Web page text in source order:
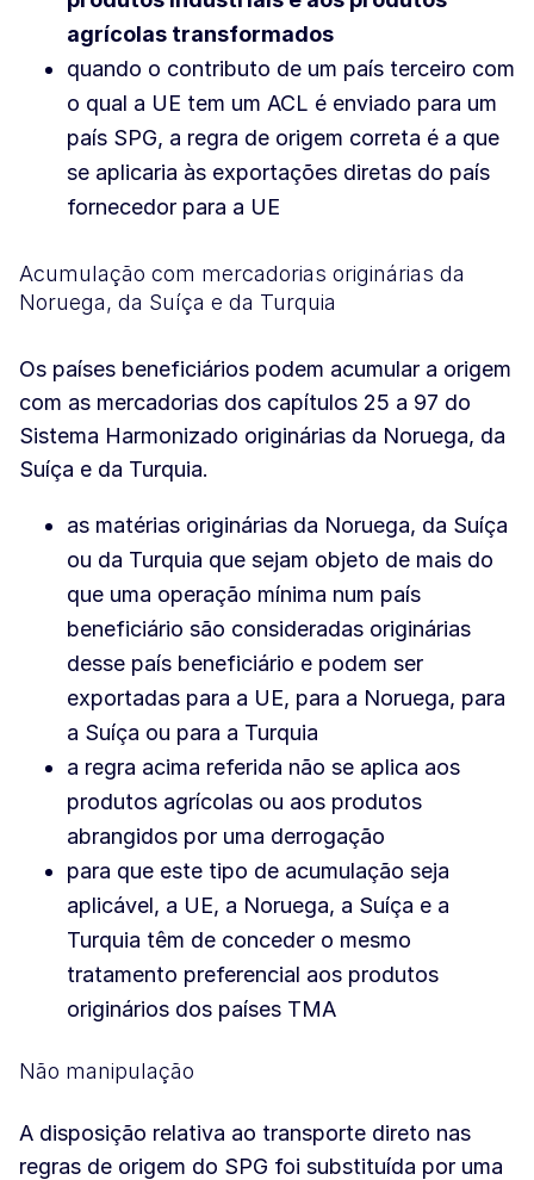
agrícolas transformados
quando o contributo de um país terceiro com
o qual a UE tem um ACL é enviado para um
país SPG, a regra de origem correta é a que
se aplicaria às exportações diretas do país
fornecedor para a UE
Acumulação com mercadorias originárias da
Noruega, da Suíça e da Turquia
Os países beneficiários podem acumular a origem
com as mercadorias dos capítulos 25 a 97 do
Sistema Harmonizado originárias da Noruega, da
Suíça e da Turquia.
as matérias originárias da Noruega, da Suíça
ou da Turquia que sejam objeto de mais do
que uma operação mínima num país
beneficiário são consideradas originárias
desse país beneficiário e podem ser
exportadas para a UE, para a Noruega, para
a Suíça ou para a Turquia
a regra acima referida não se aplica aos
produtos agrícolas ou aos produtos
abrangidos por uma derrogação
para que este tipo de acumulação seja
aplicável, a UE, a Noruega, a Suíça e a
Turquia têm de conceder o mesmo
tratamento preferencial aos produtos
originários dos países TMA
Não manipulação
A disposição relativa ao transporte direto nas
regras de origem do SPG foi substituída por uma